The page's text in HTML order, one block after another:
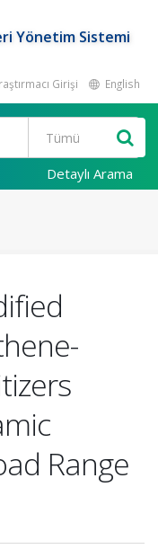
Yönetim Sistemi
Girişi English
Detaylı Arama
Range